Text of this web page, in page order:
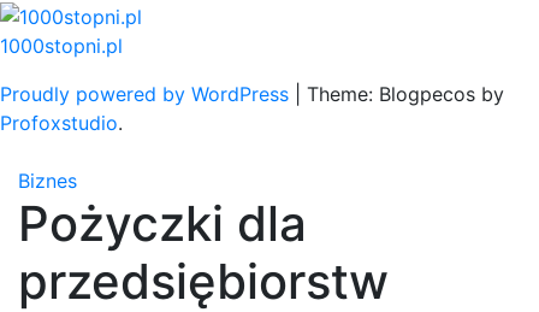
Skip
to
1000stopni.pl
Proudly powered by WordPress
Theme: Blogpecos by
Profoxstudio.
Biznes
Pożyczki dla
przedsiębiorstw